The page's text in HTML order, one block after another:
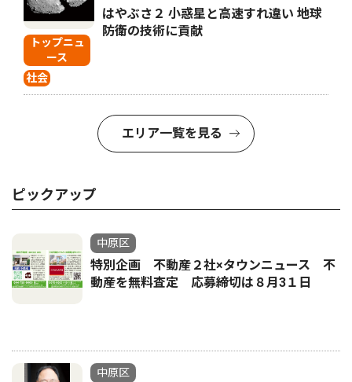
トップニュ
ース
社会
はやぶさ２ 小惑星と高速すれ違い 地球
防衛の技術に貢献
エリア一覧を見る
ピックアップ
中原区
特別企画 不動産２社×タウンニュース 不
動産を無料査定 応募締切は８月3１日
中原区